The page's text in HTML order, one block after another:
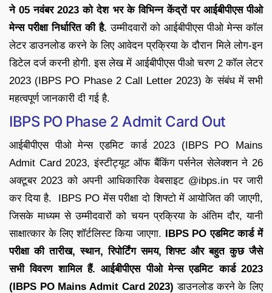
ने 05 नवंबर 2023 को देश भर के विभिन्न केंद्रों पर आईबीपीएस पीओ
मेन्स परीक्षा निर्धारित की है. उम्मीदवारों को आईबीपीएस पीओ मेन्स कॉल
लेटर डाउनलोड करने के लिए आवेदन प्रक्रिया के दौरान मिले लोग-इन
डिटेल दर्ज करनी होगी. इस लेख में आईबीपीएस पीओ चरण 2 कॉल लेटर
2023 (IBPS PO Phase 2 Call Letter 2023) के संबंध में सभी
महत्वपूर्ण जानकारी दी गई है.
IBPS PO Phase 2 Admit Card Out
आईबीपीएस पीओ मेन्स एडमिट कार्ड 2023 (IBPS PO Mains
Admit Card 2023, इंस्टीट्यूट ऑफ बैंकिंग पर्सनेल सेलेक्शन ने 26
अक्टूबर 2023 को अपनी आधिकारिक वेबसाइट @ibps.in पर जारी
कर दिया है. IBPS PO मेंस परीक्षा दो शिफ्टो में आयोजित की जाएगी,
जिसके माध्यम से उम्मीदवारों को चयन प्रक्रिया के अंतिम दौर, यानी
साक्षात्कार के लिए शॉर्टलिस्ट किया जाएगा. IBPS PO एडमिट कार्ड में
परीक्षा की तारीख, स्थान, रिपोर्टिंग समय, शिफ्ट और बहुत कुछ जैसे
सभी विवरण शामिल हैं. आईबीपीएस पीओ मेन्स एडमिट कार्ड 2023
(IBPS PO Mains Admit Card 2023) डाउनलोड करने के लिए